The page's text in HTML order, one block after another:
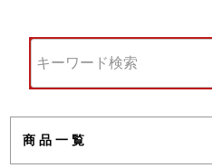
商品一覧